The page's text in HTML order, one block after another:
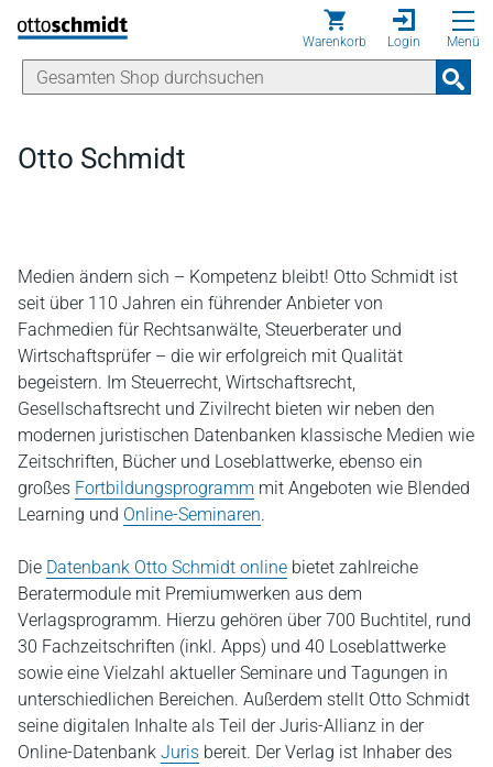
Direkt zum Inhalt
Warenkorb Login Menü
Otto Schmidt
Medien ändern sich – Kompetenz bleibt! Otto Schmidt ist
seit über 110 Jahren ein führender Anbieter von
Fachmedien für Rechtsanwälte, Steuerberater und
Wirtschaftsprüfer – die wir erfolgreich mit Qualität
begeistern. Im Steuerrecht, Wirtschaftsrecht,
Gesellschaftsrecht und Zivilrecht bieten wir neben den
modernen juristischen Datenbanken klassische Medien wie
Zeitschriften, Bücher und Loseblattwerke, ebenso ein
großes Fortbildungsprogramm mit Angeboten wie Blended
Learning und Online-Seminaren.
Die Datenbank Otto Schmidt online bietet zahlreiche
Beratermodule mit Premiumwerken aus dem
Verlagsprogramm. Hierzu gehören über 700 Buchtitel, rund
30 Fachzeitschriften (inkl. Apps) und 40 Loseblattwerke
sowie eine Vielzahl aktueller Seminare und Tagungen in
unterschiedlichen Bereichen. Außerdem stellt Otto Schmidt
seine digitalen Inhalte als Teil der Juris-Allianz in der
Online-Datenbank Juris bereit. Der Verlag ist Inhaber des